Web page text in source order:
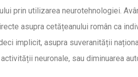
prin utilizarea neurotehnologiei.
asupra cetățeanului român ca
implicit, asupra suveranității
neuronale, sau diminuarea